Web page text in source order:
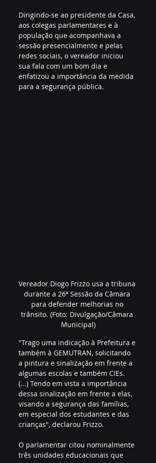
Dirigindo-se ao presidente da Casa,
aos colegas parlamentares e à
população que acompanhava a
sessão presencialmente e pelas
redes sociais, o vereador iniciou
sua fala com um bom dia e
enfatizou a importância da medida
para a segurança pública.
Vereador Diogo Frizzo usa a tribuna
durante a 26ª Sessão da Câmara
para defender melhorias no
trânsito. (Foto: Divulgação/Câmara
Municipal)
"Trago uma indicação à Prefeitura e
também à GEMUTRAN, solicitando
a pintura e sinalização em frente a
algumas escolas e também CIEs.
(...) Tendo em vista a importância
dessa sinalização em frente a elas,
visando a segurança das famílias,
em especial dos estudantes e das
crianças", declarou Frizzo.
O parlamentar citou nominalmente
três unidades educacionais que